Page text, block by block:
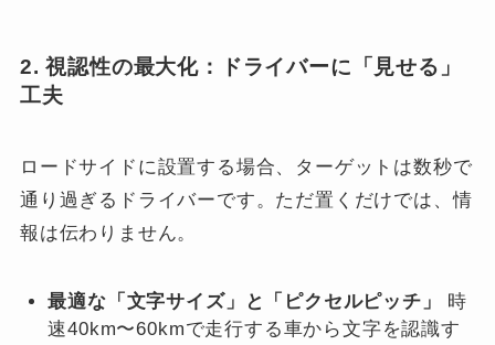
2. 視認性の最大化：ドライバーに「見せる」
工夫
ロードサイドに設置する場合、ターゲットは数秒で
通り過ぎるドライバーです。ただ置くだけでは、情
報は伝わりません。
最適な「文字サイズ」と「ピクセルピッチ」
時
速40km〜60kmで走行する車から文字を認識す